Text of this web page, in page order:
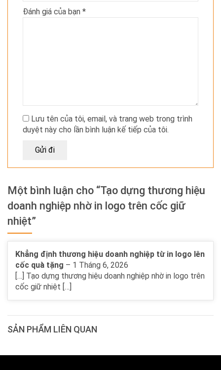
Đánh giá của bạn *
Lưu tên của tôi, email, và trang web trong trình
duyệt này cho lần bình luận kế tiếp của tôi.
Một bình luận cho “Tạo dựng thương hiệu
doanh nghiệp nhờ in logo trên cốc giữ
nhiệt”
Khẳng định thương hiệu doanh nghiệp từ in logo lên
cốc quà tặng – 1 Tháng 6, 2026
[…] Tạo dựng thương hiệu doanh nghiệp nhờ in logo trên
cốc giữ nhiệt […]
SẢN PHẨM LIÊN QUAN